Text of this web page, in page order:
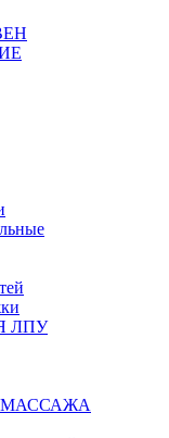
ЛПУ
МАССАЖА